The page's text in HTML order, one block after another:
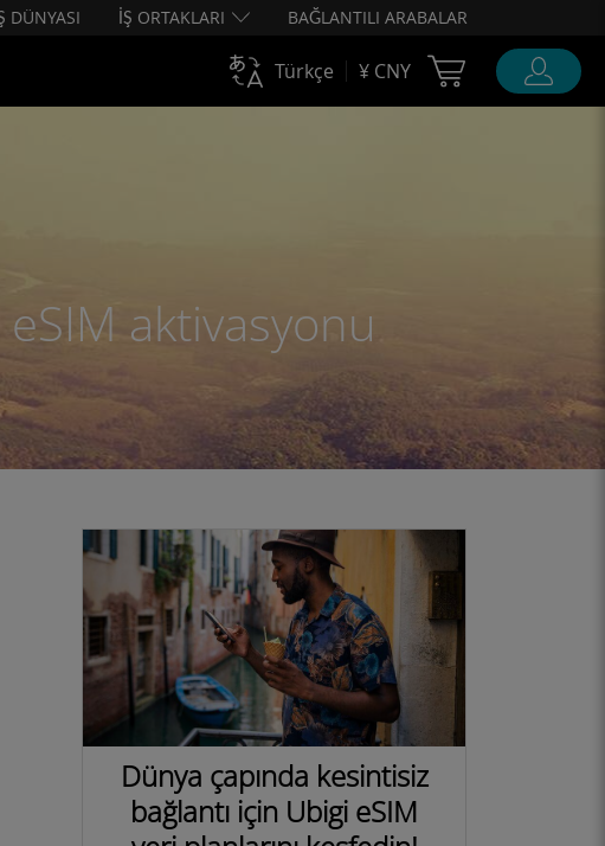
DÜNYASI İŞ ORTAKLARI BAĞLANTILI ARABALAR
Türkçe ¥ CNY Cart Ubigi
aktivasyonu
Dünya çapında kesintisiz
bağlantı için Ubigi eSIM